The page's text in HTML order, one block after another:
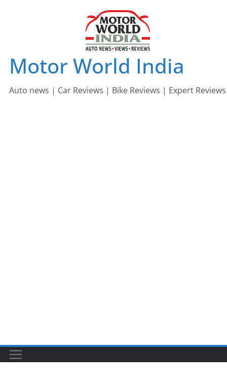
Motor World India
Auto news | Car Reviews | Bike Reviews | Expert Reviews